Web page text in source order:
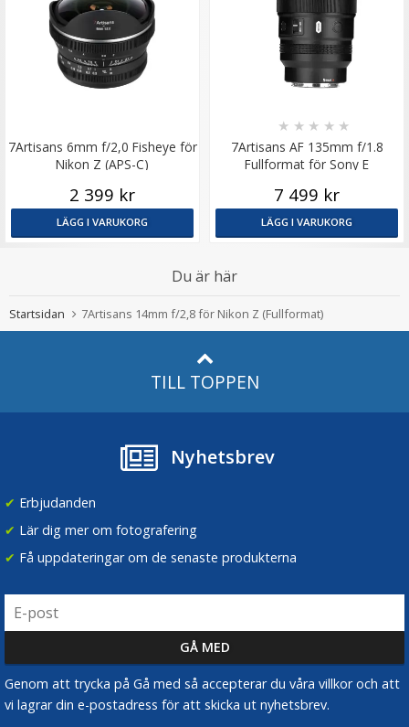
7Artisans 6mm f/2,0 Fisheye för
Nikon Z (APS-C)
2 399 kr
LÄGG I VARUKORG
7Artisans AF 135mm f/1.8
Fullformat för Sony E
★ ★ ★ ★ ★
7 499 kr
LÄGG I VARUKORG
Du är här
Startsidan 7Artisans 14mm f/2,8 för Nikon Z (Fullformat)
TILL TOPPEN
Nyhetsbrev
✔ Erbjudanden
✔ Lär dig mer om fotografering
✔ Få uppdateringar om de senaste produkterna
Genom att trycka på Gå med så accepterar du våra villkor och att
vi lagrar din e-postadress för att skicka ut nyhetsbrev.